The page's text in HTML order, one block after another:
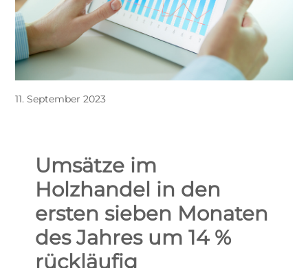
11. September 2023
Umsätze im
Holzhandel in den
ersten sieben Monaten
des Jahres um 14 %
rückläufig